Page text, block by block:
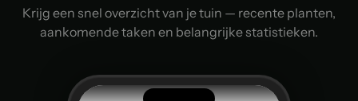
Krijg een snel overzicht van je tuin — recente planten,
aankomende taken en belangrijke statistieken.